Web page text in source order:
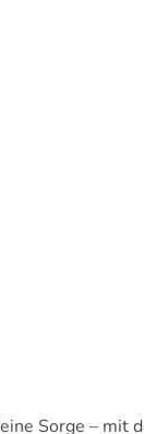
Sorge – mit